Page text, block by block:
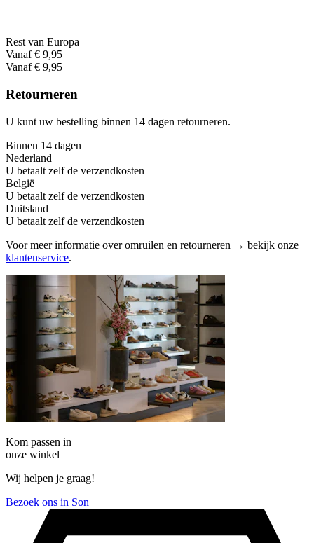
Rest van Europa
Vanaf € 9,95
Vanaf € 9,95
Retourneren
U kunt uw bestelling binnen 14 dagen retourneren.
Binnen 14 dagen
Nederland
U betaalt zelf de verzendkosten
België
U betaalt zelf de verzendkosten
Duitsland
U betaalt zelf de verzendkosten
Voor meer informatie over omruilen en retourneren → bekijk onze
klantenservice.
Kom passen in
onze winkel
Wij helpen je graag!
Bezoek ons in Son